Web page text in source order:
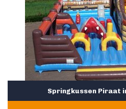
Springkussen Piraat